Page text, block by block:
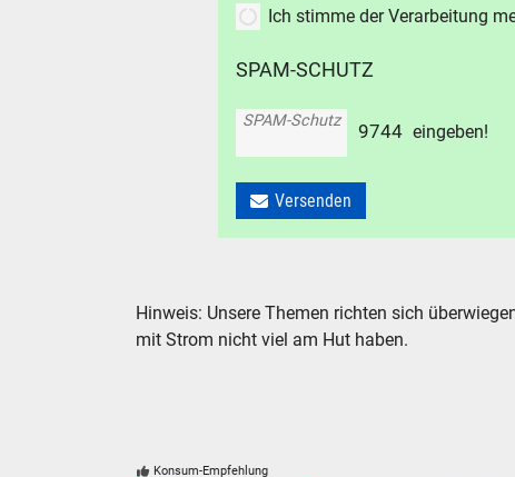
Ich stimme der Verarbeitung
SPAM-SCHUTZ
SPAM-Schutz 9744 eingeben!
Versenden
Hinweis: Unsere Themen richten sich
mit Strom nicht viel am Hut haben.
Konsum-Empfehlung